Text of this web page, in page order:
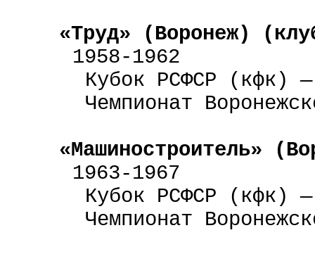
«Труд» (Воронеж)
1958-1962
Кубок РСФСР (кфк)
Чемпионат
«Машиностроитель»
1963-1967
Кубок РСФСР (кфк)
Чемпионат